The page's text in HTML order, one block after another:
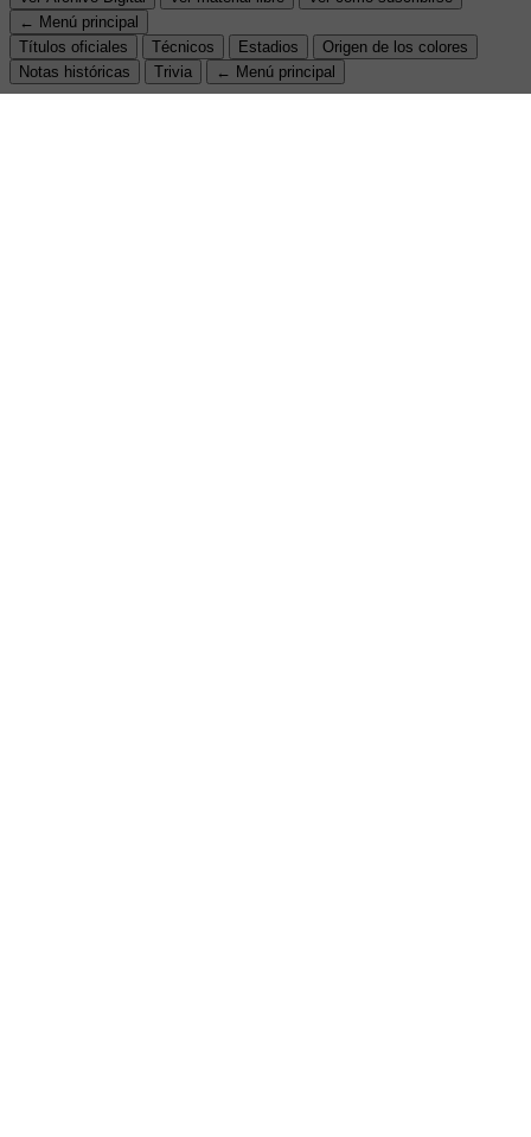
← Menú principal
Títulos oficiales
Técnicos Estadios
Origen de los colores
Notas históricas
Trivia ← Menú principal